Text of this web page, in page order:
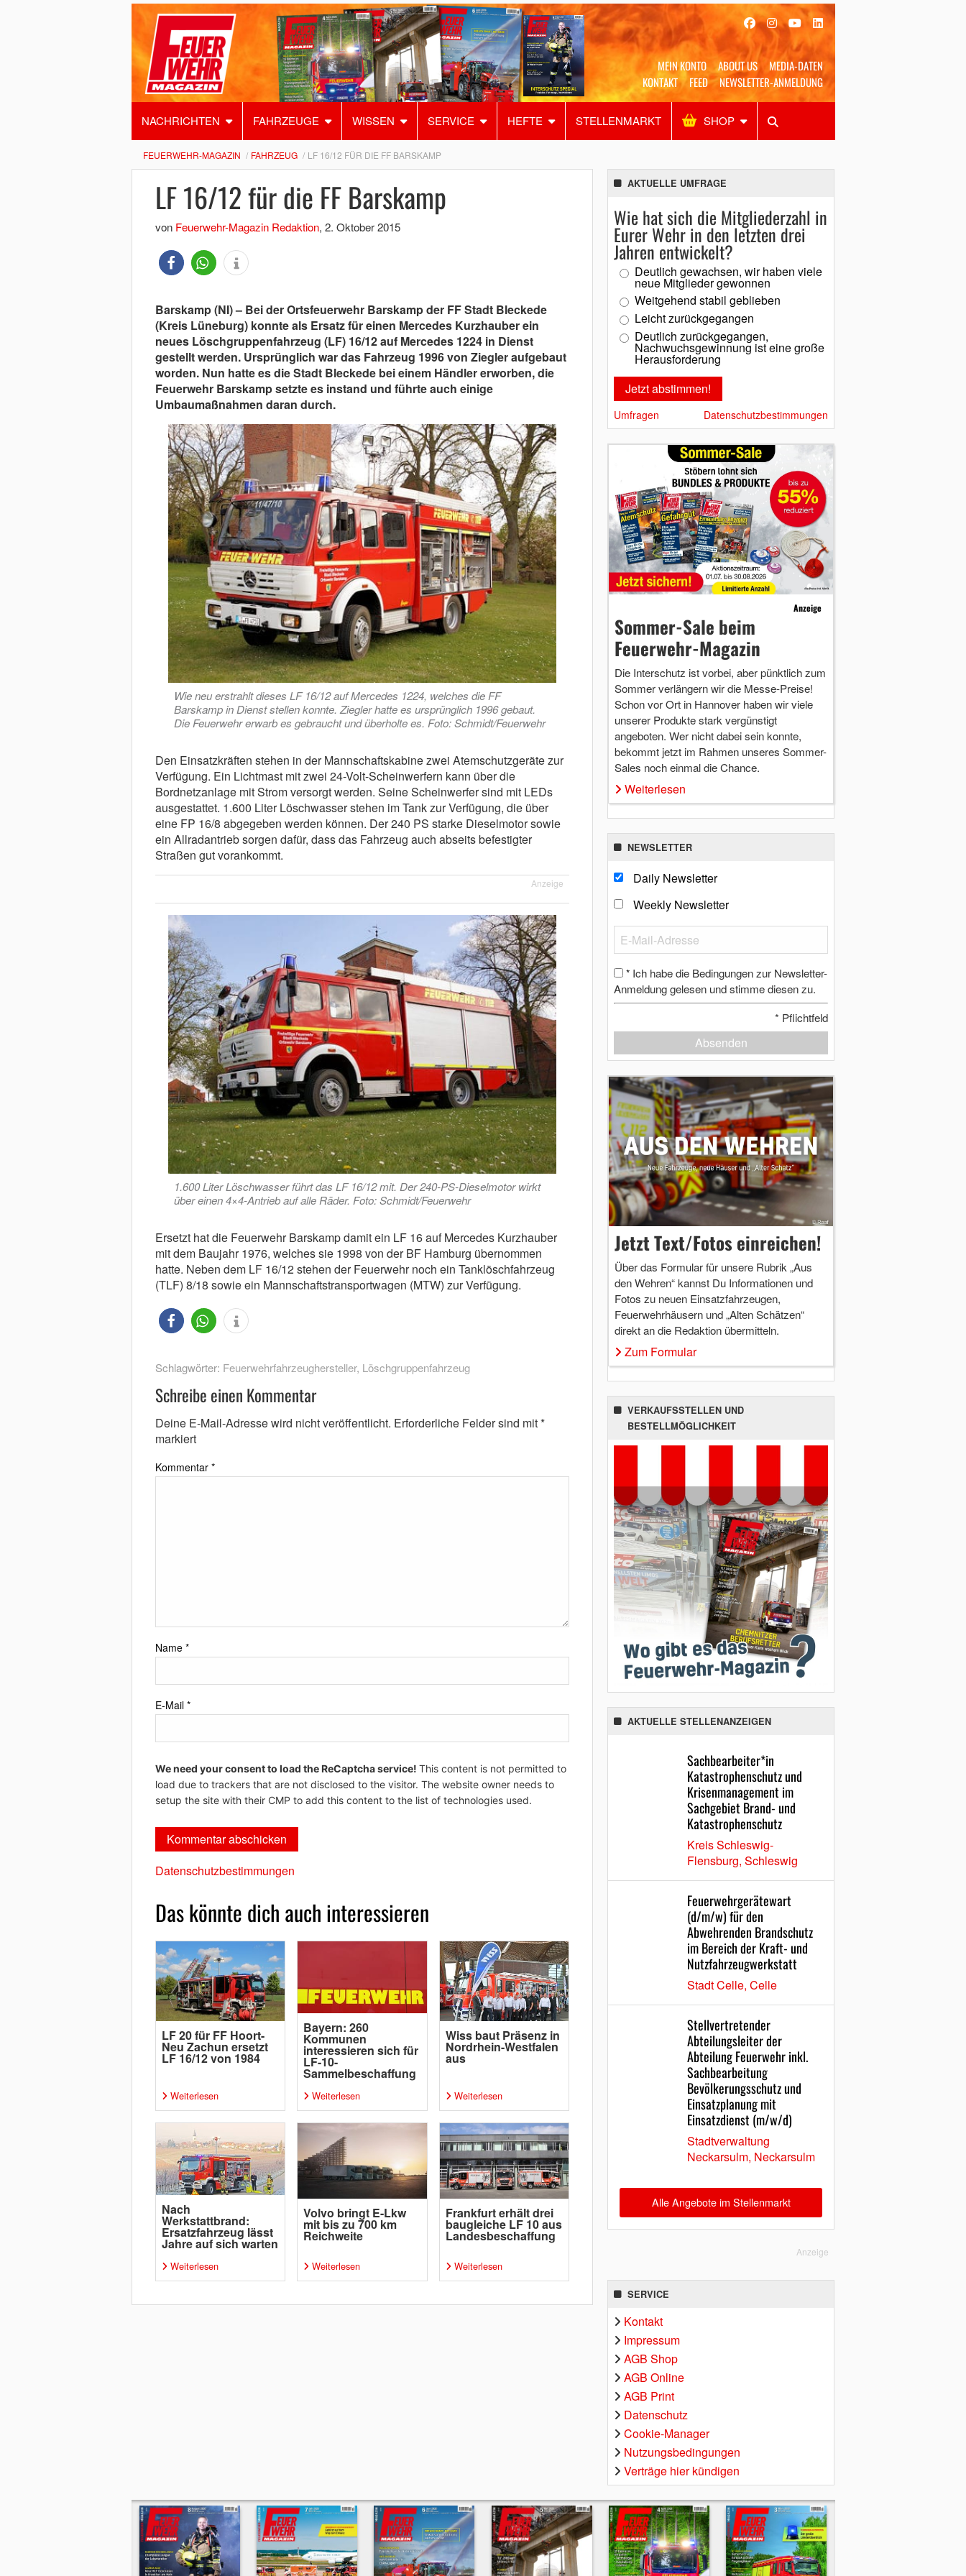
MEIN KONTO ABOUT US
MEDIA-DATEN
KONTAKT
FEED NEWSLETTER-ANMELDUNG
NACHRICHTEN FAHRZEUGE WISSEN SERVICE HEFTE STELLENMARKT SHOP
Alles Shop SUCHEN
FEUERWEHR-MAGAZIN FAHRZEUG LF 16/12 FÜR DIE FF BARSKAMP
LF 16/12 für die FF Barskamp
von Feuerwehr-Magazin Redaktion, 2. Oktober 2015
Barskamp (NI) – Bei der Ortsfeuerwehr Barskamp der FF Stadt Bleckede
(Kreis Lüneburg) konnte als Ersatz für einen Mercedes Kurzhauber ein
neues Löschgruppenfahrzeug (LF) 16/12 auf Mercedes 1224 in Dienst
gestellt werden. Ursprünglich war das Fahrzeug 1996 von Ziegler aufgebaut
worden. Nun hatte es die Stadt Bleckede bei einem Händler erworben, die
Feuerwehr Barskamp setzte es instand und führte auch einige
Umbaumaßnahmen daran durch.
Wie neu erstrahlt dieses LF 16/12 auf Mercedes 1224, welches die FF
Barskamp in Dienst stellen konnte. Ziegler hatte es ursprünglich 1996 gebaut.
Die Feuerwehr erwarb es gebraucht und überholte es. Foto: Schmidt/Feuerwehr
Den Einsatzkräften stehen in der Mannschaftskabine zwei Atemschutzgeräte zur
Verfügung. Ein Lichtmast mit zwei 24-Volt-Scheinwerfern kann über die
Bordnetzanlage mit Strom versorgt werden. Seine Scheinwerfer sind mit LEDs
ausgestattet. 1.600 Liter Löschwasser stehen im Tank zur Verfügung, die über
eine FP 16/8 abgegeben werden können. Der 240 PS starke Dieselmotor sowie
ein Allradantrieb sorgen dafür, dass das Fahrzeug auch abseits befestigter
Straßen gut vorankommt.
Anzeige
1.600 Liter Löschwasser führt das LF 16/12 mit. Der 240-PS-Dieselmotor wirkt
über einen 4×4-Antrieb auf alle Räder. Foto: Schmidt/Feuerwehr
Ersetzt hat die Feuerwehr Barskamp damit ein LF 16 auf Mercedes Kurzhauber
mit dem Baujahr 1976, welches sie 1998 von der BF Hamburg übernommen
hatte. Neben dem LF 16/12 stehen der Feuerwehr noch ein Tanklöschfahrzeug
(TLF) 8/18 sowie ein Mannschaftstransportwagen (MTW) zur Verfügung.
Schlagwörter: Feuerwehrfahrzeughersteller, Löschgruppenfahrzeug
Schreibe einen Kommentar
Deine E-Mail-Adresse wird nicht veröffentlicht. Erforderliche Felder sind mit*
markiert
Kommentar *
Name *
E-Mail *
We need your consent to load the ReCaptcha service! This content is not permitted to
load due to trackers that are not disclosed to the visitor. The website owner needs to
setup the site with their CMP to add this content to the list of technologies used.
Datenschutzbestimmungen
Das könnte dich auch interessieren
LF 20 für FF Hoort-
Neu Zachun ersetzt
LF 16/12 von 1984
Weiterlesen
Bayern: 260
Kommunen
interessieren sich für
LF-10-
Sammelbeschaffung
Weiterlesen
Wiss baut Präsenz in
Nordrhein-Westfalen
aus
Weiterlesen
Nach
Werkstattbrand:
Ersatzfahrzeug lässt
Jahre auf sich warten
Weiterlesen
Volvo bringt E-Lkw
mit bis zu 700 km
Reichweite
Weiterlesen
Frankfurt erhält drei
baugleiche LF 10 aus
Landesbeschaffung
Weiterlesen
AKTUELLE UMFRAGE
Wie hat sich die Mitgliederzahl in
Eurer Wehr in den letzten drei
Jahren entwickelt?
Deutlich gewachsen, wir haben viele
neue Mitglieder gewonnen
Weitgehend stabil geblieben
Leicht zurückgegangen
Deutlich zurückgegangen,
Nachwuchsgewinnung ist eine große
Herausforderung
Umfragen Datenschutzbestimmungen
Anzeige
Sommer-Sale beim
Feuerwehr-Magazin
Die Interschutz ist vorbei, aber pünktlich zum
Sommer verlängern wir die Messe-Preise!
Schon vor Ort in Hannover haben wir viele
unserer Produkte stark vergünstigt
angeboten. Wer nicht dabei sein konnte,
bekommt jetzt im Rahmen unseres Sommer-
Sales noch einmal die Chance.
Weiterlesen
NEWSLETTER
Daily Newsletter
Weekly Newsletter
* Ich habe die Bedingungen zur Newsletter-
Anmeldung gelesen und stimme diesen zu.
* Pflichtfeld
Absenden
Jetzt Text/Fotos einreichen!
Über das Formular für unsere Rubrik „Aus
den Wehren“ kannst Du Informationen und
Fotos zu neuen Einsatzfahrzeugen,
Feuerwehrhäusern und „Alten Schätzen“
direkt an die Redaktion übermitteln.
Zum Formular
VERKAUFSSTELLEN UND
BESTELLMÖGLICHKEIT
AKTUELLE STELLENANZEIGEN
Sachbearbeiter*in
Katastrophenschutz und
Krisenmanagement im
Sachgebiet Brand- und
Katastrophenschutz
Kreis Schleswig-
Flensburg, Schleswig
Feuerwehrgerätewart
(d/m/w) für den
Abwehrenden Brandschutz
im Bereich der Kraft- und
Nutzfahrzeugwerkstatt
Stadt Celle, Celle
Stellvertretender
Abteilungsleiter der
Abteilung Feuerwehr inkl.
Sachbearbeitung
Bevölkerungsschutz und
Einsatzplanung mit
Einsatzdienst (m/w/d)
Stadtverwaltung
Neckarsulm, Neckarsulm
Alle Angebote im Stellenmarkt
Anzeige
SERVICE
Kontakt
Impressum
AGB Shop
AGB Online
AGB Print
Datenschutz
Cookie-Manager
Nutzungsbedingungen
Verträge hier kündigen